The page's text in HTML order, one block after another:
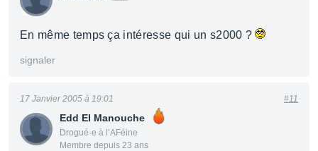
En même temps ça intéresse qui un s2000 ?
signaler
Edd El Manouche
Drogué·e à l’AFéine
Membre depuis 23 ans
17 Janvier 2005 à 19:01 #11